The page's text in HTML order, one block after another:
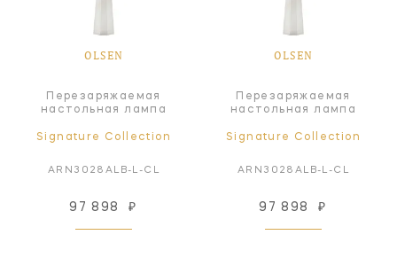
OLSEN
Перезаряжаемая
настольная лампа
Signature Collection
ARN3028ALB-L-CL
97 898 ₽
OLSEN
Перезаряжаемая
настольная лампа
Signature Collection
ARN3028ALB-L-CL
97 898 ₽